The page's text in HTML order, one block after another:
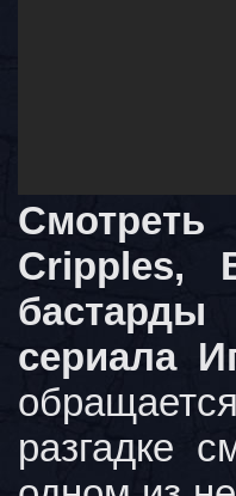
Cripples,
сериала
разгадке